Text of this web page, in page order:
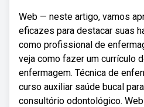
Web — neste artigo, vamos
eficazes para destacar suas
como profissional de
veja como fazer um currículo
enfermagem. Técnica de
curso auxiliar saúde bucal
consultório odontológico.